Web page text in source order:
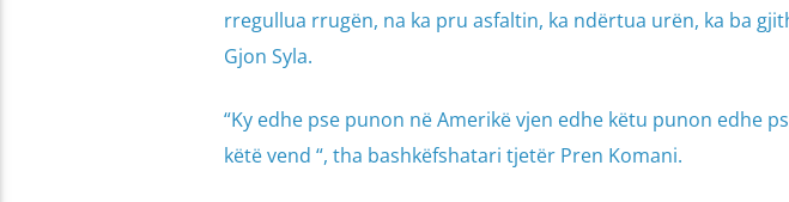
rregullua rrugën, na ka pru asfaltin, ka ndërtua urën, ka ba
Gjon Syla.
“Ky edhe pse punon në Amerikë vjen edhe këtu punon edhe
këtë vend “, tha bashkëfshatari tjetër Pren Komani.